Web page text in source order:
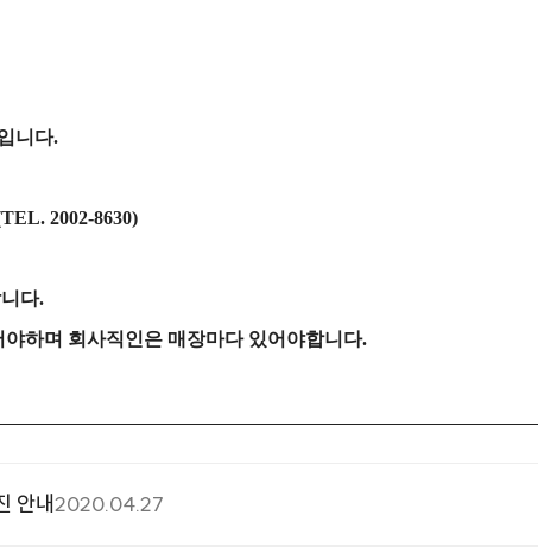
니다.
2002-8630)
다.
하며 회사직인은 매장마다 있어야합니다.
안내2020.04.27